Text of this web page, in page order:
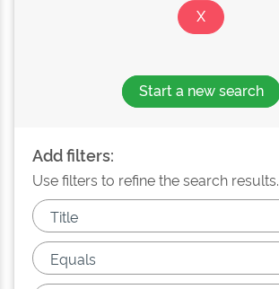
Start a new search
Add filters:
Use filters to refine the search results.